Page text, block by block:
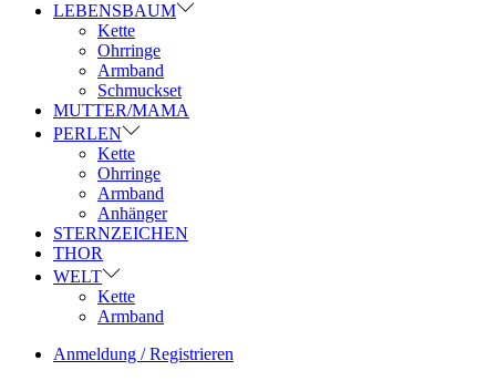
LEBENSBAUM
Kette
Ohrringe
Armband
Schmuckset
MUTTER/MAMA
PERLEN
Kette
Ohrringe
Armband
Anhänger
STERNZEICHEN
THOR
WELT
Kette
Armband
Anmeldung / Registrieren